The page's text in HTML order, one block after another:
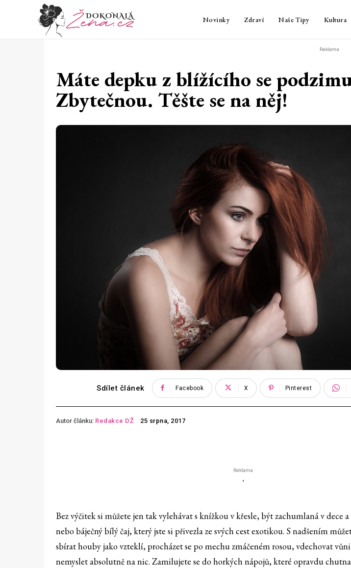
Novinky Zdraví Naše Tipy Kultura
Reklama
Máte depku z blížícího se
Zbytečnou. Těšte se na něj!
Sdílet článek Facebook X Pinterest
Autor článku: Redakce DŽ 25 srpna, 2017
Reklama
'
Bez výčitek si můžete jen tak vylehávat s knížkou v křesle, být zachumlaná v dece
nebo báječný bílý čaj, který jste si přivezla ze svých cest exotikou. S nadšením
sbírat houby jako vzteklí, procházet se po mechu zmáčeném rosou, vdechovat
nemyslet absolutně na nic. Zamilujete se do horkých nápojů, které opravdu